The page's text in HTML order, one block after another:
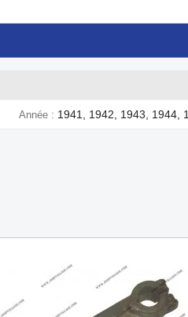
Année 1941, 1942, 1943, 1944,